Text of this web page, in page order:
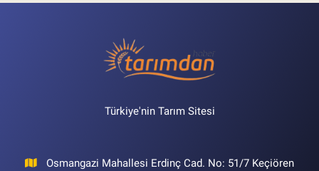
Türkiye'nin Tarım Sitesi
Osmangazi Mahallesi Erdinç Cad. No: 51/7 Keçiören